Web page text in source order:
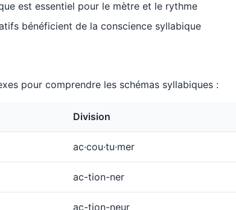
est essentiel pour le mètre et le rythme
bénéficient de la conscience syllabique
pour comprendre les schémas syllabiques :
Division
ac·cou·tu·mer
ac-tion-ner
ac-tion-neur